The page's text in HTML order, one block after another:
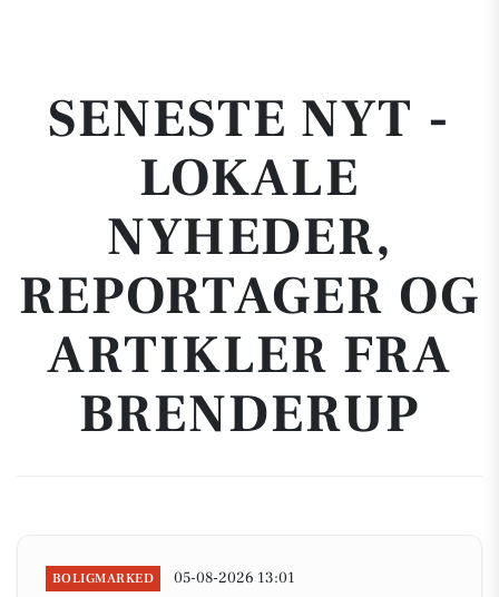
SENESTE NYT -
LOKALE
NYHEDER,
REPORTAGER OG
ARTIKLER FRA
BRENDERUP
BOLIGMARKED 05-08-2026 13:01